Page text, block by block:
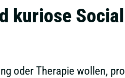
kuriose
oder Therapie wollen,